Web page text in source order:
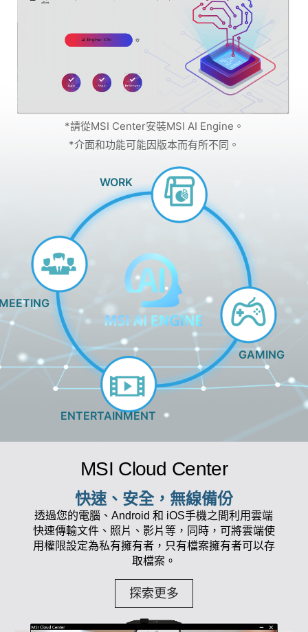
*請從MSI Center安裝MSI AI Engine。
*介面和功能可能因版本而有所不同。
WORK
GAMING
ENTERTAINMENT
MSI Cloud Center
快速、安全，無線備份
透過您的電腦、Android 和 iOS手機之間利用雲端
快速傳輸文件、照片、影片等，同時，可將雲端使
用權限設定為私有擁有者，只有檔案擁有者可以存
取檔案。
探索更多